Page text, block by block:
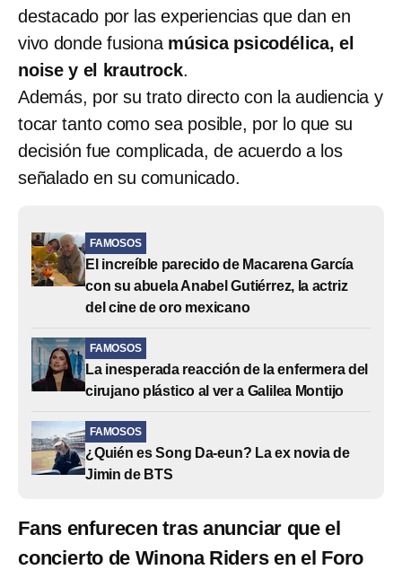
destacado por las experiencias que dan en
vivo donde fusiona música psicodélica, el
noise y el krautrock.
Además, por su trato directo con la audiencia y
tocar tanto como sea posible, por lo que su
decisión fue complicada, de acuerdo a los
señalado en su comunicado.
FAMOSOS
El increíble parecido de Macarena García
con su abuela Anabel Gutiérrez, la actriz
del cine de oro mexicano
FAMOSOS
La inesperada reacción de la enfermera del
cirujano plástico al ver a Galilea Montijo
FAMOSOS
¿Quién es Song Da-eun? La ex novia de
Jimin de BTS
Fans enfurecen tras anunciar que el
concierto de Winona Riders en el Foro